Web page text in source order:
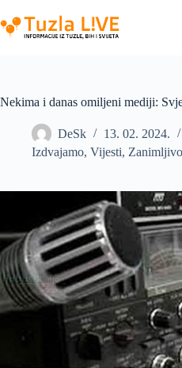
to
content
Nekima i danas omiljeni mediji:
DeSk
13. 02. 2024.
Izdvajamo, Vijesti,